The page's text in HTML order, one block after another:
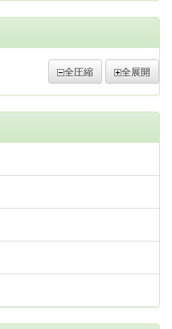
全圧縮 全展開